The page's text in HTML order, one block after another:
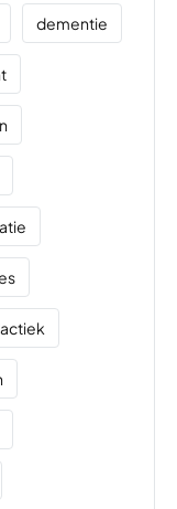
dementie